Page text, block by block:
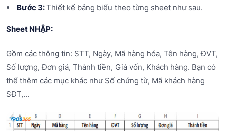
Bước 3:Thiết kế bảng biểu theo từng sheet như sau.
Sheet NHẬP:
Gồm các thông tin: STT, Ngày, Mã hàng hóa, Tên hàng, ĐVT,
Số lượng, Đơn giá, Thành tiền, Giá vốn, Khách hàng. Bạn có
thể thêm các mục khác như Số chứng từ, Mã khách hàng
SĐT,...